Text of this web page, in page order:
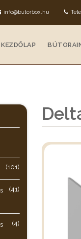
info@butorbox.hu
KEZDŐLAP
(101)
(41)
(4)